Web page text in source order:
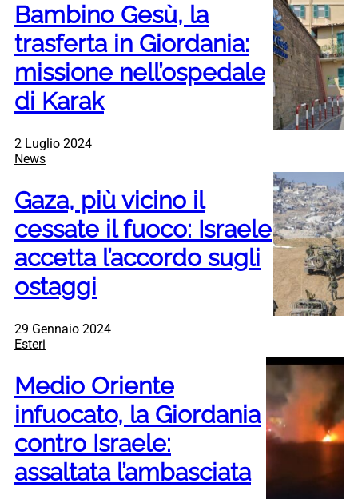
Bambino Gesù, la
trasferta in Giordania:
missione nell’ospedale
di Karak
2 Luglio 2024
News
Gaza, più vicino il
cessate il fuoco: Israele
accetta l’accordo sugli
ostaggi
29 Gennaio 2024
Esteri
Medio Oriente
infuocato, la Giordania
contro Israele:
assaltata l’ambasciata